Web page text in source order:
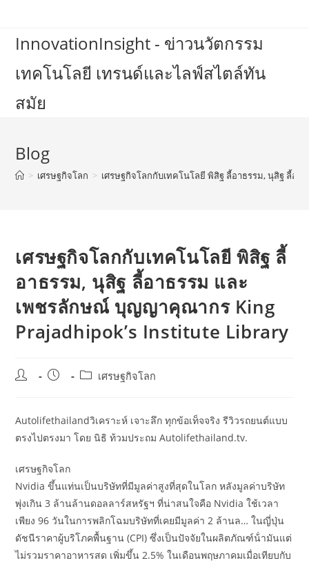
contentInnovationInsight - ข่าวนวัตกรรม
เทคโนโลยี เทรนด์และไลฟ์สไตล์ทัน
สมัย
Blog
> เศรษฐกิจโลก > เศรษฐกิจโลกกับเทคโนโลยี พิสิฐ ลี้อาธรรม, นุสิฐ ลี้อ
เศรษฐกิจโลกกับเทคโนโลยี พิสิฐ ลี้
อาธรรม, นุสิฐ ลี้อาธรรม และ
เพชรลักษณ์ บุญญาคุณากร King
Prajadhipok’s Institute Library
Post
Post
Postเศรษฐกิจโลก
Autolifethailandวิเคราะห์ เจาะลึก ทุกข้อเท็จจริง รีวิวรถยนต์แบบ
ตรงไปตรงมา โดย นิธิ ท้วมประถม Autolifethailand.tv.
เศรษฐกิจโลก
Nvidia ขึ้นแท่นเป็นบริษัทที่มีมูลค่าสูงที่สุดในโลก หลังมูลค่าบริษัท
พุ่งเกิน 3 ล้านล้านดอลลาร์สหรัฐฯ ที่น่าสนใจคือ Nvidia ใช้เวลา
เพียง 96 วันในการพลิกโฉมบริษัทที่เคยมีมูลค่า 2 ล้านล… ในญี่ปุ่น
ดัชนีราคาผู้บริโภคพื้นฐาน (CPI) ซึ่งเป็นปัจจัยในผลิตภัณฑ์น้ํามันแต่
ไม่รวมราคาอาหารสด เพิ่มขึ้น 2.5% ในเดือนพฤษภาคมเมื่อเทียบกับ